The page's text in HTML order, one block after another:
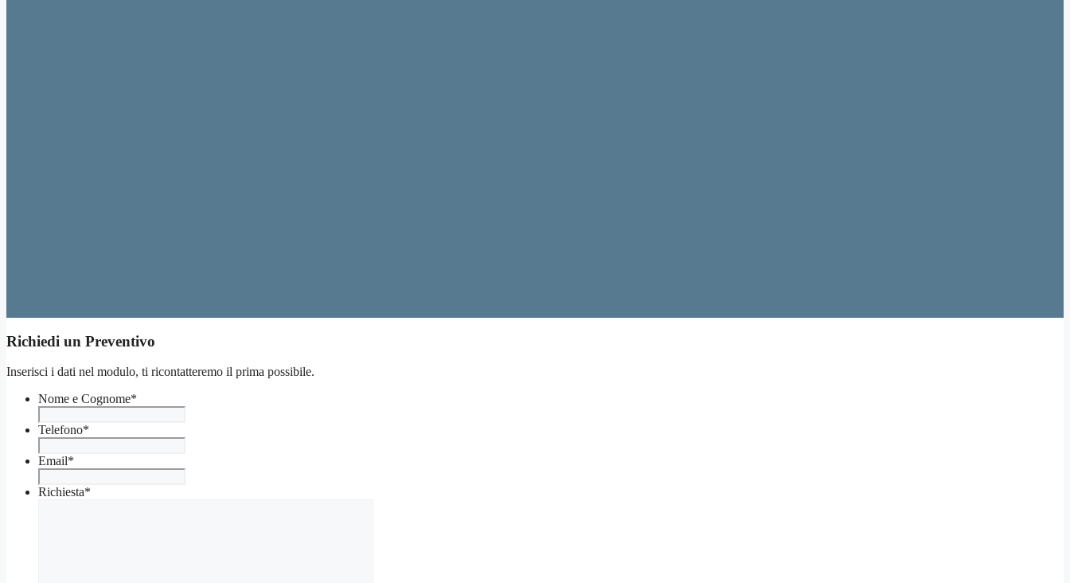
Richiedi un Preventivo
Inserisci i dati nel modulo, ti ricontatteremo il prima possibile.
Nome e Cognome*
Telefono*
Email*
Richiesta*